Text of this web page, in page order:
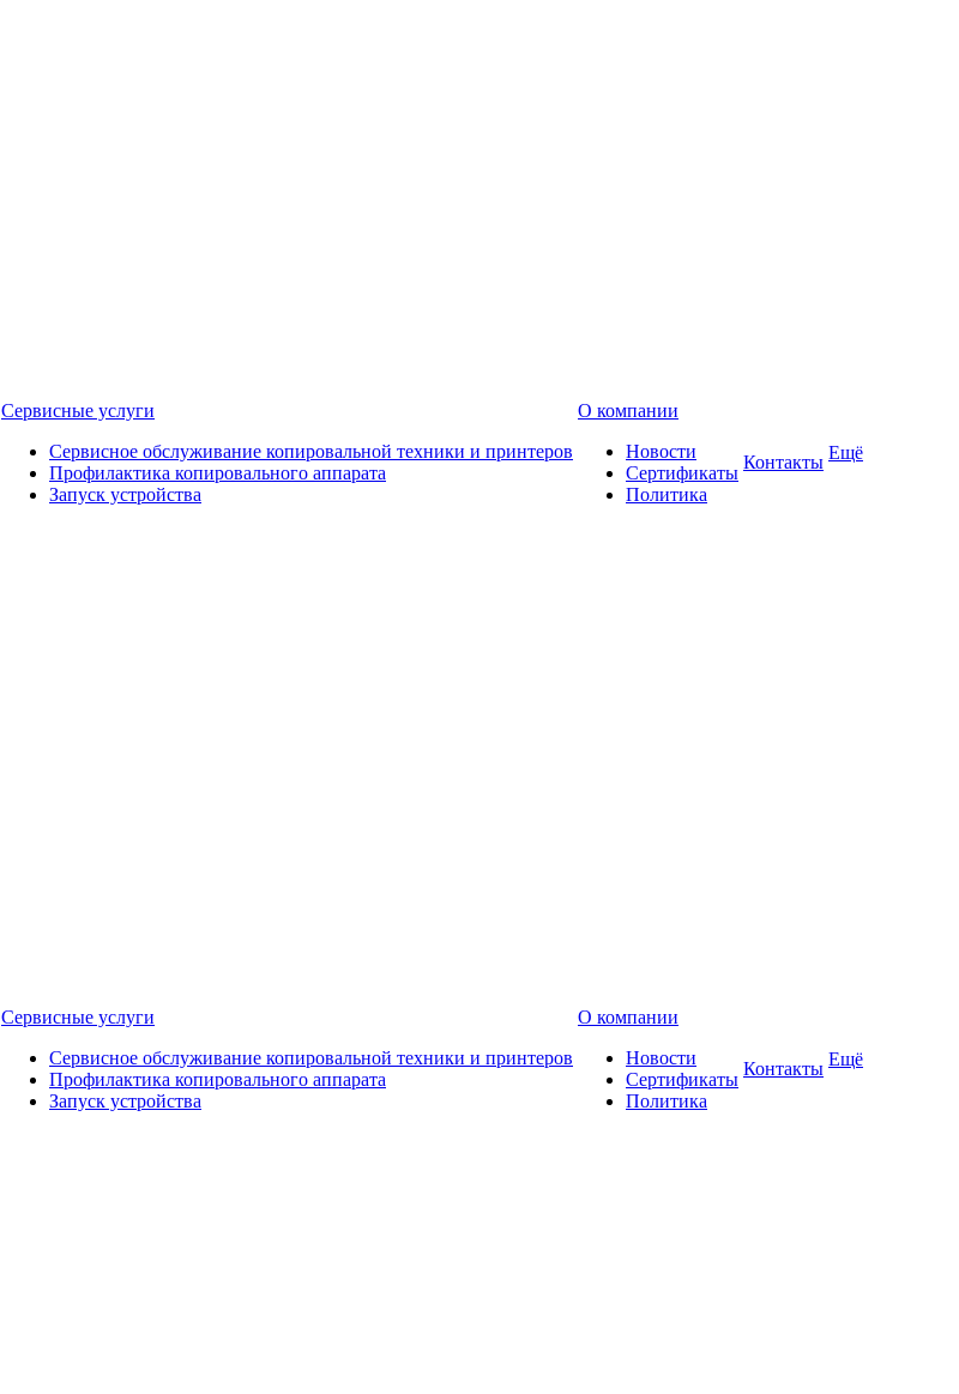
Сервисные услуги
Сервисное обслуживание копировальной техники и принтеров
Профилактика копировального аппарата
Запуск устройства
О компании
Новости
Сертификаты
Политика
Контакты Ещё
Сервисные услуги
Сервисное обслуживание копировальной техники и принтеров
Профилактика копировального аппарата
Запуск устройства
О компании
Новости
Сертификаты
Политика
Контакты Ещё